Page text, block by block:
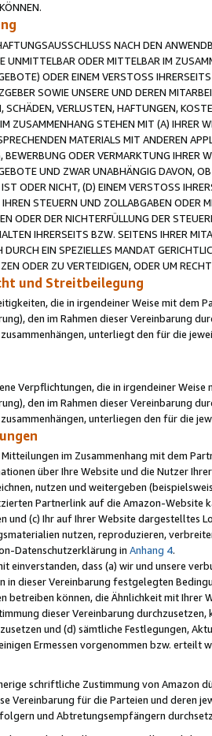
NACH DEN
UNMITTELBAR ODER MITTELBAR IM
ODER EINEM VERSTOSS
SOWIE UNSERE UND DEREN
SCHÄDEN, VERLUSTEN, HAFTUNGEN,
ZUSAMMENHANG STEHEN MIT (A) IHRER
MATERIALS MIT ANDEREN
ODER VERMARKTUNG IHRER
UND ZWAR UNABHÄNGIG DAVON,
ODER NICHT, (D) EINEM VERSTOSS
STEUERN UND ZOLLABGABEN ODER
ODER DER NICHTERFÜLLUNG DER
IHRERSEITS BZW. SEITENS IHRER
EIN SPEZIELLES MANDAT
ODER ZU VERTEIDIGEN, ODER UM
und Streitbeilegung
die in irgendeiner Weise mit dem
den im Rahmen dieser Vereinbarung
unterliegt den für die
Verpflichtungen, die in irgendeiner
den im Rahmen dieser Vereinbarung
unterliegen den für die
im Zusammenhang mit dem
über Ihre Website und die Nutzer
nutzen und weitergeben
Partnerlink auf die Amazon-Website
und (c) Ihr auf Ihrer Website
nutzen, reproduzieren,
Datenschutzerklärung in Anhang 4.
einverstanden, dass (a) wir und unsere
in dieser Vereinbarung festgelegten
betreiben können, die Ähnlichkeit mit Ihrer
dieser Vereinbarung
und (d) sämtliche Festlegungen,
Ermessen vorgenommen bzw.
schriftliche Zustimmung von Amazon
Vereinbarung für die Parteien und deren
und Abtretungsempfängern